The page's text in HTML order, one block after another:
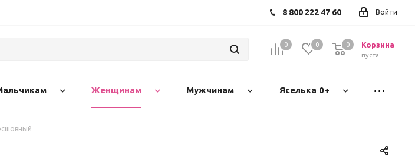
Войти
8 800 222 47 60
0 0 Корзина
пуста
0
Женщинам Мужчинам Яселька 0+